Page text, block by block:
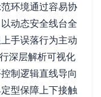
环境通过容易协
动态安全线台全
手误落行为主动
深层解析可视化
制逻辑直线导向
型保障上下接触